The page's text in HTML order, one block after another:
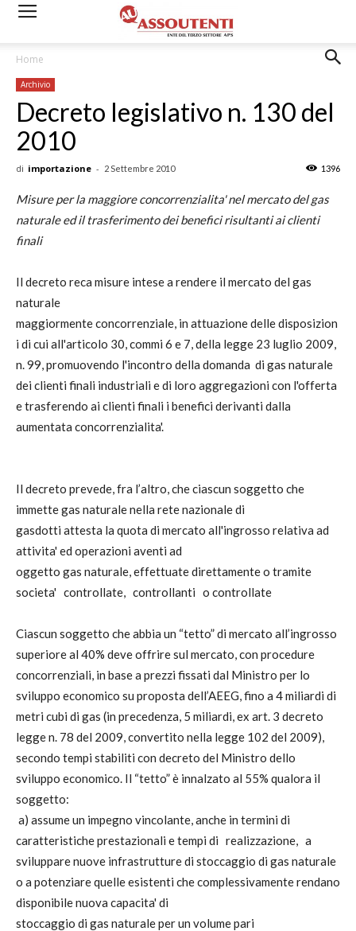
Home
Archivio
Decreto legislativo n. 130 del
2010
di importazione - 2 Settembre 2010 1396
Misure per la maggiore concorrenzialita' nel mercato del gas
naturale ed il trasferimento dei benefici risultanti ai clienti
finali
Il decreto reca misure intese a rendere il mercato del gas
naturale
maggiormente concorrenziale, in attuazione delle disposizion
i di cui all'articolo 30, commi 6 e 7, della legge 23 luglio 2009,
n. 99, promuovendo l'incontro della domanda di gas naturale
dei clienti finali industriali e di loro aggregazioni con l'offerta
e trasferendo ai clienti finali i benefici derivanti dalla
aumentata concorrenzialita'.
Il decreto prevede, fra l’altro, che ciascun soggetto che
immette gas naturale nella rete nazionale di
gasdotti attesta la quota di mercato all'ingrosso relativa ad
attivita' ed operazioni aventi ad
oggetto gas naturale, effettuate direttamente o tramite
societa' controllate, controllanti o controllate
Ciascun soggetto che abbia un “tetto” di mercato all’ingrosso
superiore al 40% deve offrire sul mercato, con procedure
concorrenziali, in base a prezzi fissati dal Ministro per lo
sviluppo economico su proposta dell’AEEG, fino a 4 miliardi di
metri cubi di gas (in precedenza, 5 miliardi, ex art. 3 decreto
legge n. 78 del 2009, convertito nella legge 102 del 2009),
secondo tempi stabiliti con decreto del Ministro dello
sviluppo economico. Il “tetto” è innalzato al 55% qualora il
soggetto:
a) assume un impegno vincolante, anche in termini di
caratteristiche prestazionali e tempi di realizzazione, a
sviluppare nuove infrastrutture di stoccaggio di gas naturale
o a potenziare quelle esistenti che complessivamente rendano
disponibile nuova capacita' di
stoccaggio di gas naturale per un volume pari